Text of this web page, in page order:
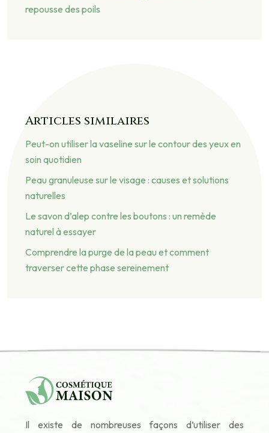
repousse des poils
Articles similaires
Peut-on utiliser la vaseline sur le contour des yeux en
soin quotidien
Peau granuleuse sur le visage : causes et solutions
naturelles
Le savon d’alep contre les boutons : un remède
naturel à essayer
Comprendre la purge de la peau et comment
traverser cette phase sereinement
Il existe de nombreuses façons d’utiliser des